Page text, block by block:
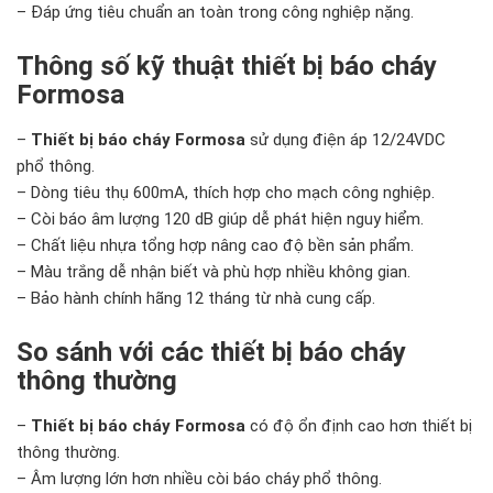
– Đáp ứng tiêu chuẩn an toàn trong công nghiệp nặng.
Thông số kỹ thuật thiết bị báo cháy
Formosa
– Thiết bị báo cháy Formosa sử dụng điện áp 12/24VDC
phổ thông.
– Dòng tiêu thụ 600mA, thích hợp cho mạch công nghiệp.
– Còi báo âm lượng 120 dB giúp dễ phát hiện nguy hiểm.
– Chất liệu nhựa tổng hợp nâng cao độ bền sản phẩm.
– Màu trắng dễ nhận biết và phù hợp nhiều không gian.
– Bảo hành chính hãng 12 tháng từ nhà cung cấp.
So sánh với các thiết bị báo cháy
thông thường
– Thiết bị báo cháy Formosa có độ ổn định cao hơn thiết bị
thông thường.
– Âm lượng lớn hơn nhiều còi báo cháy phổ thông.